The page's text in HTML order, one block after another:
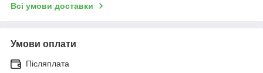
Всі умови доставки
Умови оплати
Післяплата